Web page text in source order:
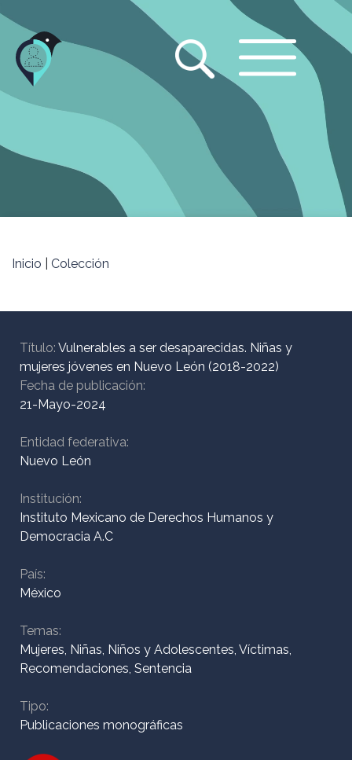
Jump
navigation
Inicio
¿Quiénes
somos?
ODIM
Colección
Contacto
Inicio Colección
Título: Vulnerables a ser desaparecidas. Niñas y
mujeres jóvenes en Nuevo León (2018-2022)
Fecha de publicación:
21-Mayo-2024
Entidad federativa:
Nuevo León
Institución:
Instituto Mexicano de Derechos Humanos y
Democracia A.C
País:
México
Temas:
Mujeres, Niñas, Niños y Adolescentes, Víctimas,
Recomendaciones, Sentencia
Tipo:
Publicaciones monográficas